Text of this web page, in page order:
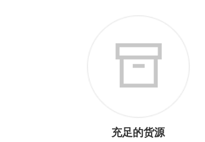
充足的货源